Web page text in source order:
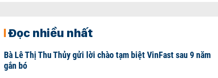
Đọc nhiều nhất
Bà Lê Thị Thu Thủy gửi lời chào tạm biệt VinFast sau 9 năm
gắn bó